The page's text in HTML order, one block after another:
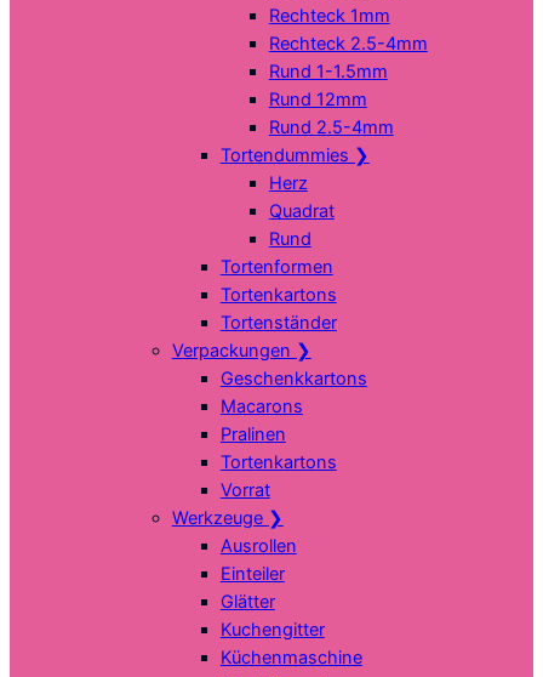
Rechteck 1mm
Rechteck 2.5-4mm
Rund 1-1.5mm
Rund 12mm
Rund 2.5-4mm
Tortendummies ❯
Herz
Quadrat
Rund
Tortenformen
Tortenkartons
Tortenständer
Verpackungen ❯
Geschenkkartons
Macarons
Pralinen
Tortenkartons
Vorrat
Werkzeuge ❯
Ausrollen
Einteiler
Glätter
Kuchengitter
Küchenmaschine